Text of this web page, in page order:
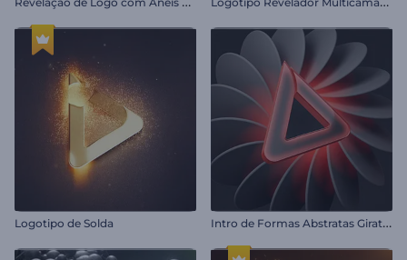
Logotipo de Solda I
ntro de Formas Abstratas Giratórias